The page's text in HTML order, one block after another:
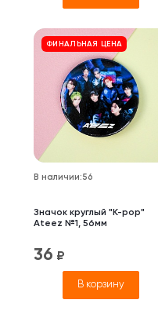
ФИНАЛЬНАЯ ЦЕНА
В наличии:56
Значок круглый "K-pop"
Ateez №1, 56мм
36 ₽
В корзину